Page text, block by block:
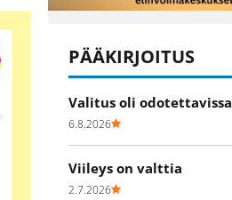
PÄÄKIRJOITUS
Valitus oli odotettavissa
6.8.2026
Viileys on valttia
2.7.2026